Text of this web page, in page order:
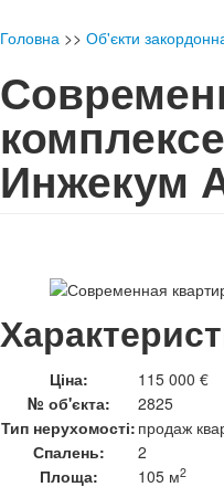
Головна >> Об'єкти
Инжекум
Ціна:
115 000 €
№ об'єкта:
2825
Тип нерухомості: продаж
Спалень:
2
Площа:
105 м2